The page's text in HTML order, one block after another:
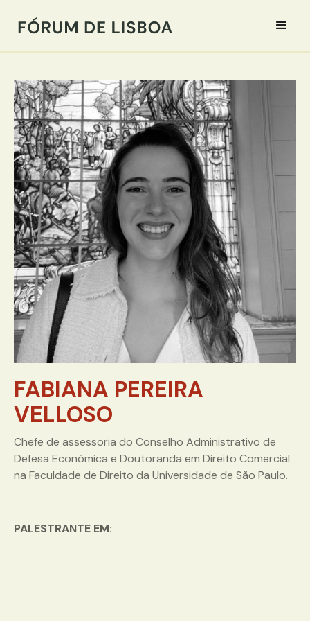
FABIANA PEREIRA
VELLOSO
Chefe de assessoria do Conselho Administrativo de
Defesa Econômica e Doutoranda em Direito Comercial
na Faculdade de Direito da Universidade de São Paulo.
PALESTRANTE EM: